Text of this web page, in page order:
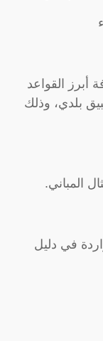
أبرز القواعد
بلدي، وذلك
المباني.
في دليل